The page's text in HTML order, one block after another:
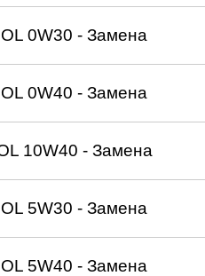
0W30 - Замена
0W40 - Замена
10W40 - Замена
5W30 - Замена
5W40 - Замена